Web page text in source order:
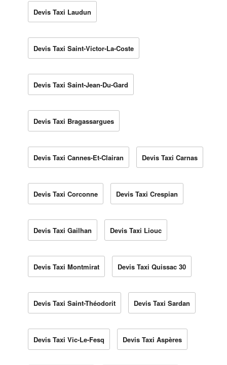
Devis Taxi Laudun
Devis Taxi Saint-Victor-La-Coste
Devis Taxi Saint-Jean-Du-Gard
Devis Taxi Bragassargues
Devis Taxi Cannes-Et-Clairan Devis Taxi Carnas
Devis Taxi Corconne Devis Taxi Crespian
Devis Taxi Gailhan Devis Taxi Liouc
Devis Taxi Montmirat Devis Taxi Quissac 30
Devis Taxi Saint-Théodorit Devis Taxi Sardan
Devis Taxi Vic-Le-Fesq Devis Taxi Aspères